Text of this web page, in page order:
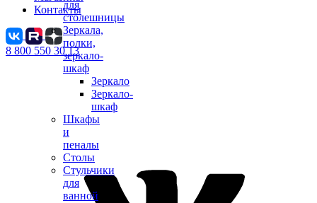
для
столешницы
Зеркала,
полки,
зеркало-
шкаф
Зеркало
Зеркало-
шкаф
Шкафы
и
пеналы
Столы
Стульчики
для
ванной
Контакты
8 800 550 30 13